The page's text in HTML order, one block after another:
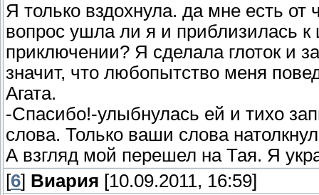
Я только вздохнула. да мне есть от
вопрос ушла ли я и приблизилась
приключении? Я сделала глоток и
значит, что любопытство меня
Агата.
-Спасибо!-улыбнулась ей и тихо
слова. Только ваши слова
А взгляд мой перешел на Тая. Я
[6] Виария [10.09.2011, 16:59]